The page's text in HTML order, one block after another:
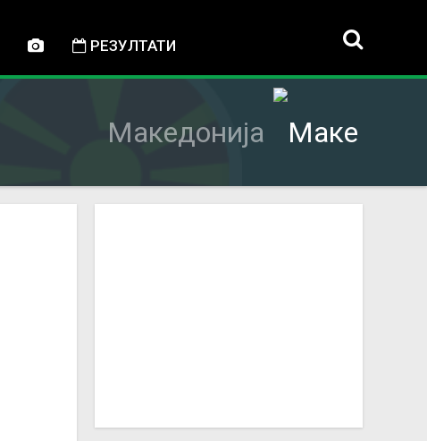
РЕЗУЛТАТИ
Македонија